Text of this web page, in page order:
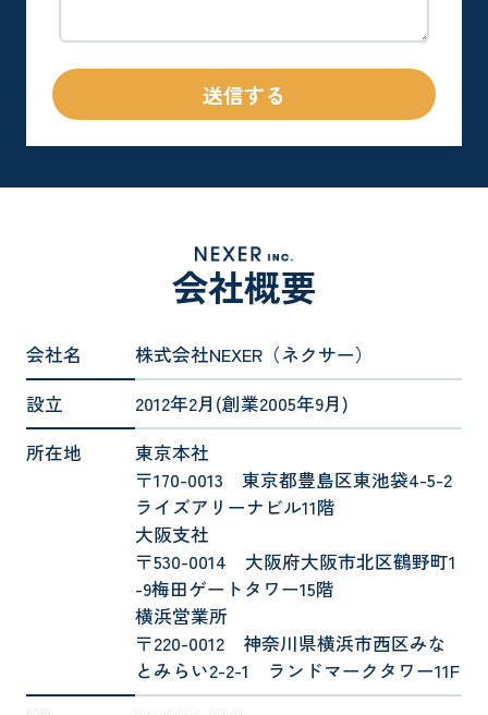
会社概要
会社名
株式会社NEXER（ネクサー）
設立
2012年2月(創業2005年9月)
所在地
東京本社
〒170-0013 東京都豊島区東池袋4-5-2
ライズアリーナビル11階
大阪支社
〒530-0014 大阪府大阪市北区鶴野町1
-9梅田ゲートタワー15階
横浜営業所
〒220-0012 神奈川県横浜市西区みな
とみらい2-2-1 ランドマークタワー11F